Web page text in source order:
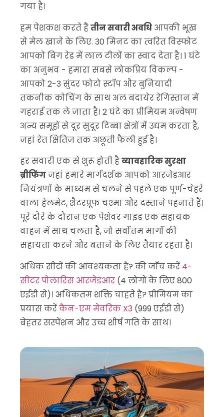
गया है।
हम पेशकश करते हैंतीन सवारी अवधि आपकी भूख
से मेल खाने के लिए. 30 मिनट का त्वरित विस्फोट
आपको बिग रेड में लाल टीलों का स्वाद देता है। 1 घंटे
का अनुभव - हमारा सबसे लोकप्रिय विकल्प -
आपको 2-3 सुंदर फोटो स्टॉप और बुनियादी
तकनीक कोचिंग के साथ अल बदायेर रेगिस्तान में
गहराई तक ले जाता है। 2 घंटे का प्रीमियम अन्वेषण
अन्य समूहों से दूर सुदूर टिब्बा क्षेत्रों में उद्यम करता है,
जहां रेत क्षितिज तक अछूती फैली हुई है।
हर सवारी एक से शुरू होती हैव्यावहारिक सुरक्षा
ब्रीफिंगजहां हमारे मार्गदर्शक आपको आरजेडआर
नियंत्रणों के माध्यम से चलने से पहले एक पूर्ण-चेहरे
वाला हेलमेट, शैटरप्रूफ चश्मा और दस्ताने पहनाते हैं।
पूरे दौरे के दौरान एक पेशेवर गाइड एक सहायक
वाहन में साथ चलता है, जो सर्वोत्तम मार्गों की
सहायता करने और बताने के लिए तैयार रहता है।
अधिक सीटों की आवश्यकता है? की जाँच करें 4-
सीटर पोलारिस आरजेडआर (4 लोगों के लिए 800
एईडी से)। अधिकतम शक्ति चाहते हैं? प्रीमियम का
प्रयास करेंकैन-एम मेवरिक X3 (999 एईडी से)
बेहतर सस्पेंशन और उच्च शीर्ष गति के साथ।